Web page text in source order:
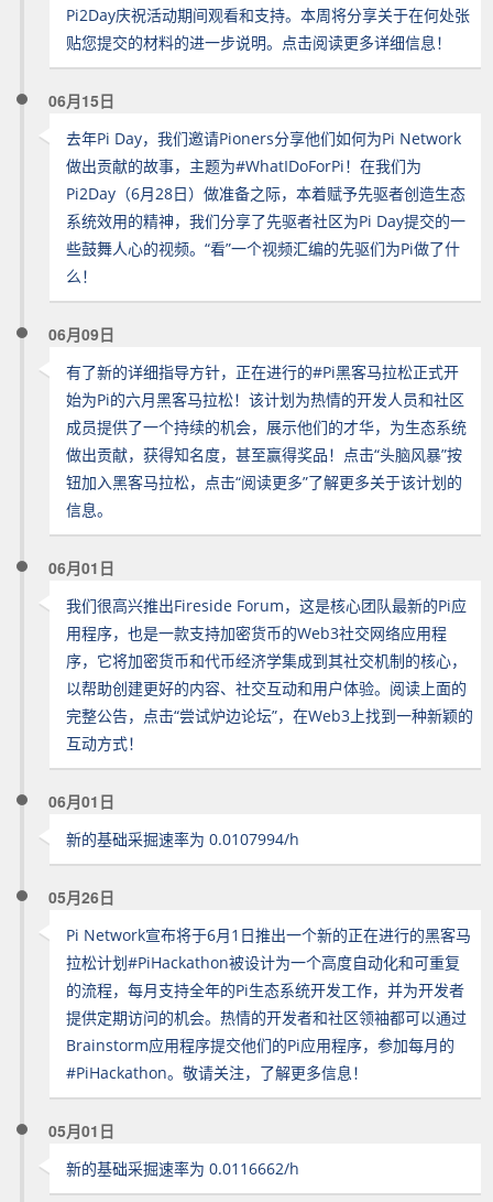
Pi2Day庆祝活动期间观看和支持。本周将分享关于在何处张
贴您提交的材料的进一步说明。点击阅读更多详细信息！
06月15日
去年Pi Day，我们邀请Pioners分享他们如何为Pi Network
做出贡献的故事，主题为#WhatIDoForPi！在我们为
Pi2Day（6月28日）做准备之际，本着赋予先驱者创造生态
系统效用的精神，我们分享了先驱者社区为Pi Day提交的一
些鼓舞人心的视频。“看”一个视频汇编的先驱们为Pi做了什
么！
06月09日
有了新的详细指导方针，正在进行的#Pi黑客马拉松正式开
始为Pi的六月黑客马拉松！该计划为热情的开发人员和社区
成员提供了一个持续的机会，展示他们的才华，为生态系统
做出贡献，获得知名度，甚至赢得奖品！点击“头脑风暴”按
钮加入黑客马拉松，点击“阅读更多”了解更多关于该计划的
信息。
06月01日
我们很高兴推出Fireside Forum，这是核心团队最新的Pi应
用程序，也是一款支持加密货币的Web3社交网络应用程
序，它将加密货币和代币经济学集成到其社交机制的核心，
以帮助创建更好的内容、社交互动和用户体验。阅读上面的
完整公告，点击“尝试炉边论坛”，在Web3上找到一种新颖的
互动方式！
06月01日
新的基础采掘速率为 0.0107994/h
05月26日
Pi Network宣布将于6月1日推出一个新的正在进行的黑客马
拉松计划#PiHackathon被设计为一个高度自动化和可重复
的流程，每月支持全年的Pi生态系统开发工作，并为开发者
提供定期访问的机会。热情的开发者和社区领袖都可以通过
Brainstorm应用程序提交他们的Pi应用程序，参加每月的
#PiHackathon。敬请关注，了解更多信息！
05月01日
新的基础采掘速率为 0.0116662/h